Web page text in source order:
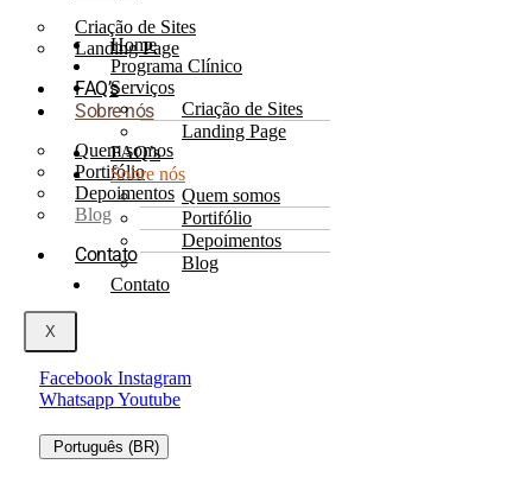
Criação de Sites
Landing Page
FAQ’s
Sobre nós
Quem somos
Portifólio
Depoimentos
Blog
Contato
X
Home
Programa Clínico
Serviços
Criação de Sites
Landing Page
FAQ’s
Sobre nós
Quem somos
Portifólio
Depoimentos
Blog
Contato
Facebook Instagram
WhatsappYoutube
Português (BR)